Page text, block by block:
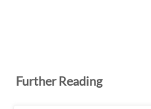
Further Reading